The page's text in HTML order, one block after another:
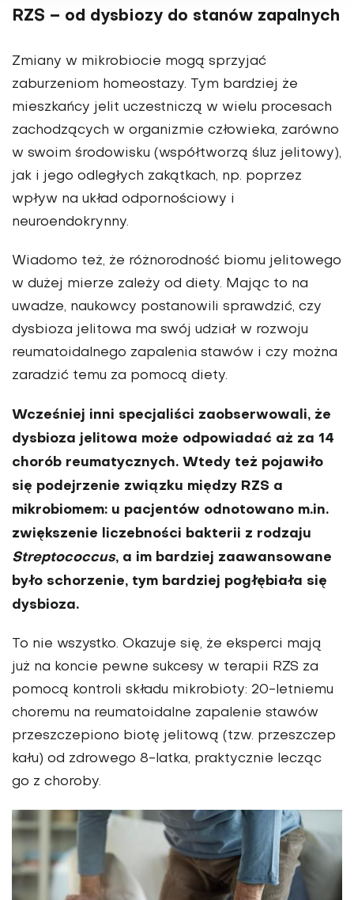
RZS – od dysbiozy do stanów zapalnych
Zmiany w mikrobiocie mogą sprzyjać
zaburzeniom homeostazy. Tym bardziej że
mieszkańcy jelit uczestniczą w wielu procesach
zachodzących w organizmie człowieka, zarówno
w swoim środowisku (współtworzą śluz jelitowy),
jak i jego odległych zakątkach, np. poprzez
wpływ na układ odpornościowy i
neuroendokrynny.
Wiadomo też, że różnorodność biomu jelitowego
w dużej mierze zależy od diety. Mając to na
uwadze, naukowcy postanowili sprawdzić, czy
dysbioza jelitowa ma swój udział w rozwoju
reumatoidalnego zapalenia stawów i czy można
zaradzić temu za pomocą diety.
Wcześniej inni specjaliści zaobserwowali, że
dysbioza jelitowa może odpowiadać aż za 14
chorób reumatycznych. Wtedy też pojawiło
się podejrzenie związku między RZS a
mikrobiomem: u pacjentów odnotowano m.in.
zwiększenie liczebności bakterii z rodzaju
Streptococcus, a im bardziej zaawansowane
było schorzenie, tym bardziej pogłębiała się
dysbioza.
To nie wszystko. Okazuje się, że eksperci mają
już na koncie pewne sukcesy w terapii RZS za
pomocą kontroli składu mikrobioty: 20-letniemu
choremu na reumatoidalne zapalenie stawów
przeszczepiono biotę jelitową (tzw. przeszczep
kału) od zdrowego 8-latka, praktycznie lecząc
go z choroby.